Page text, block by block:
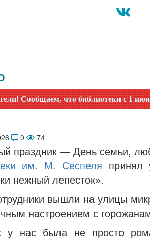
что библиотеки с 1 июня
0 74
праздник — День семьи,
им. М. Сеспеля принял
нежный лепесток».
вышли на улицы
настроением с
у нас была не просто